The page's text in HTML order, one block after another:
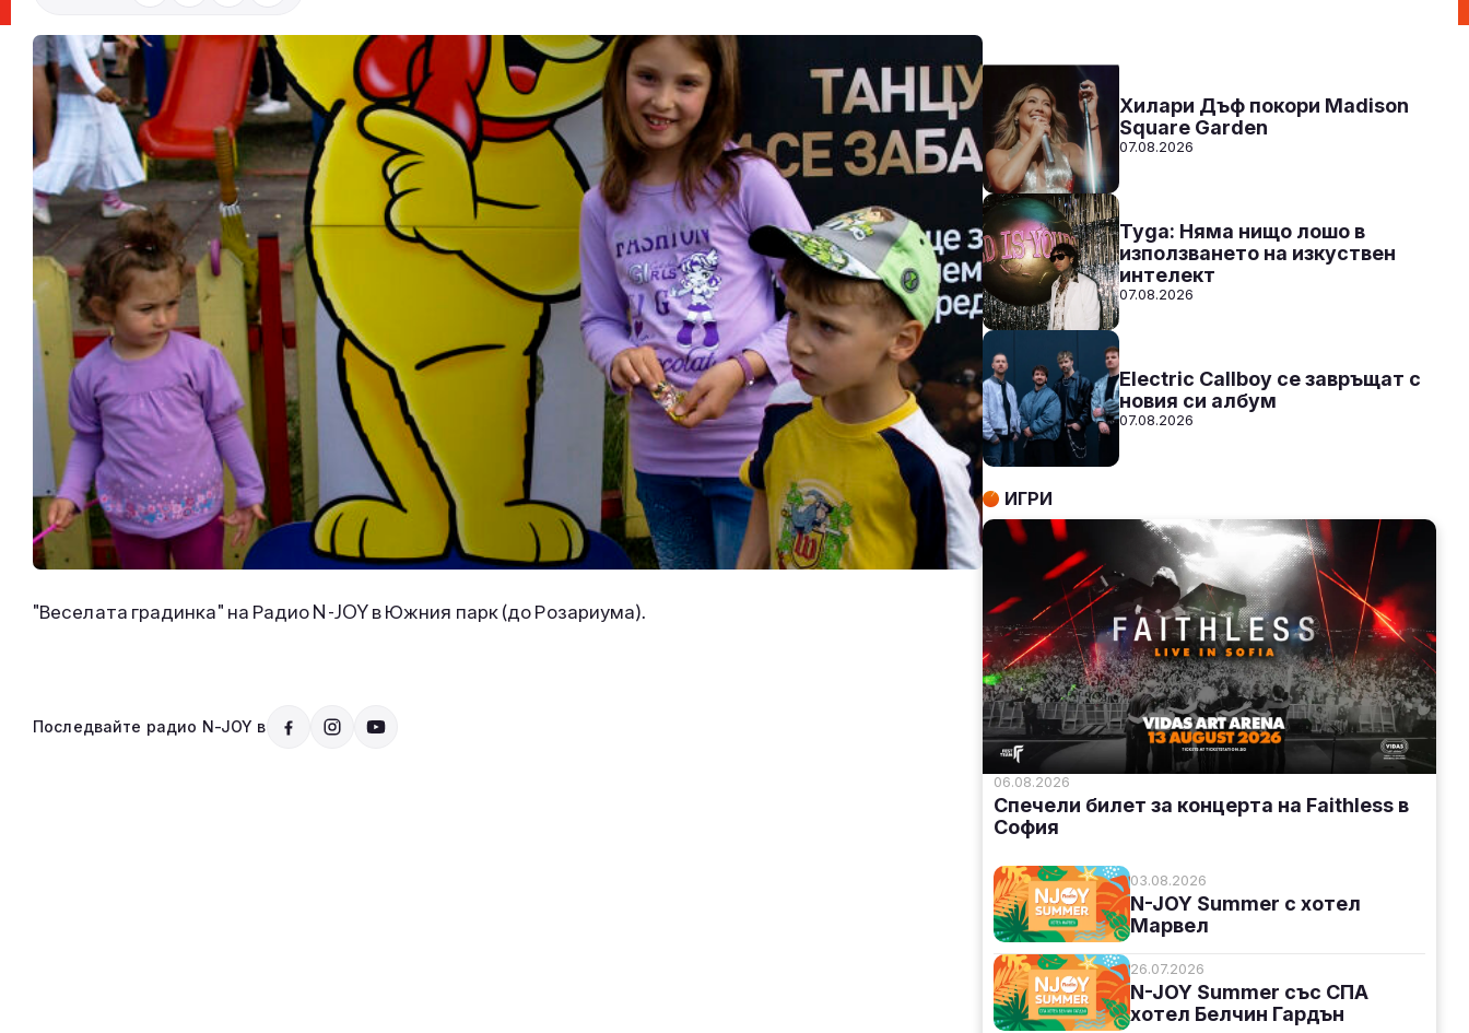
"Веселата градинка" на Радио N-JOY в Южния парк (до Розариума).
Последвайте радио N-JOY в
СЛУШАЙ
Хилари Дъф покори Madison
Square Garden
07.08.2026
Tyga: Няма нищо лошо в
използването на изкуствен
интелект
07.08.2026
Electric Callboy се завръщат с
новия си албум
07.08.2026
ИГРИ
06.08.2026
Спечели билет за концерта на Faithless в
София
03.08.2026
N-JOY Summer с хотел
Марвел
26.07.2026
N-JOY Summer със СПА
хотел Белчин Гардън